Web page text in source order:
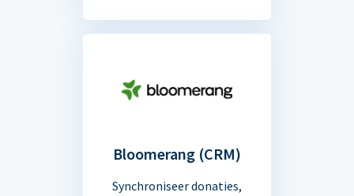
Bloomerang (CRM)
Synchroniseer donaties,